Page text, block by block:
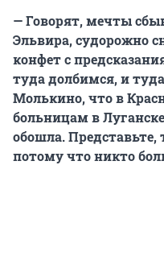
— Говорят, мечты
Эльвира, судорожно
конфет с
туда долбимся, и
Молькино, что в
больницам в
обошла.
потому что никто